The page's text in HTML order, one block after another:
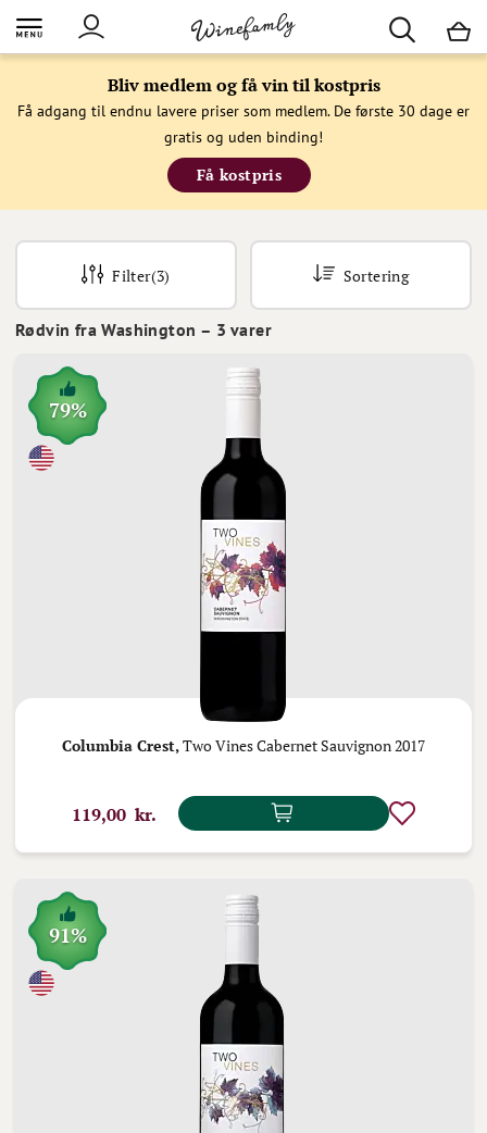
Bliv medlem og få vin til kostpris
Få adgang til endnu lavere priser som medlem. De første 30 dage er
gratis og uden binding!
Få kostpris
Rødvin fra Washington – 3 varer
Filter(3) Sortering
79%
Columbia Crest, Two Vines Cabernet Sauvignon 2017
119,00 kr.
91%